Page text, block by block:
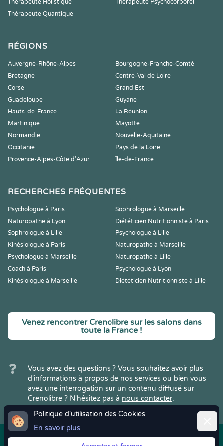
Politique d'utilisation des Cookies
En savoir plus
Thérapeute Holistique
Thérapeute Psychocorporel
Thérapeute Quantique
RÉGIONS
Auvergne-Rhône-Alpes
Bourgogne-Franche-Comté
Bretagne
Centre-Val de Loire
Corse
Grand Est
Guadeloupe
Guyane
Hauts-de-France
La Réunion
Martinique
Mayotte
Normandie
Nouvelle-Aquitaine
Occitanie
Pays de la Loire
Provence-Alpes-Côte d'Azur
Île-de-France
RECHERCHES FRÉQUENTES
Psychologue à Paris
Sophrologue à Marseille
Naturopathe à Lyon
Diététicien Nutritionniste à Paris
Sophrologue à Lille
Psychologue à Lille
Kinésiologue à Paris
Naturopathe à Marseille
Psychologue à Marseille
Naturopathe à Lille
Coach à Paris
Psychologue à Lyon
Kinésiologue à Marseille
Diététicien Nutritionniste à Lille
Venez rencontrer Crenolibre sur les salons dans
toute la France !
Vous avez des questions ? Vous souhaitez avoir plus
d'informations à propos de nos services ou bien vous
avez une interrogation sur un contenu diffusé sur
Crenolibre ? N'hésitez pas à nous contacter.
Copyright © 2022Crenolibre, tous Mentions | CGV | RGPD